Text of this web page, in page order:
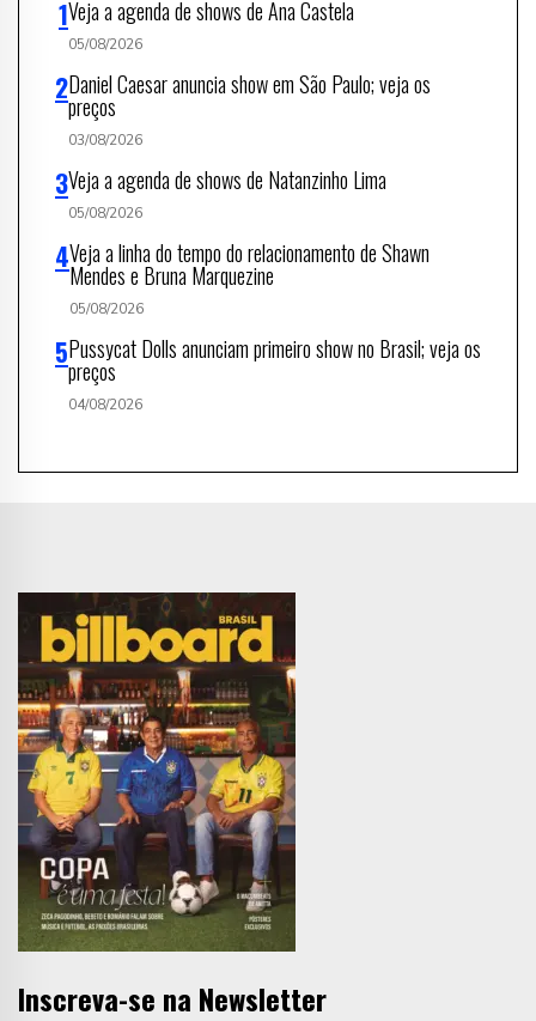
Veja a agenda de shows de Ana Castela
05/08/2026
Daniel Caesar anuncia show em São Paulo; veja os
preços
03/08/2026
Veja a agenda de shows de Natanzinho Lima
05/08/2026
Veja a linha do tempo do relacionamento de Shawn
Mendes e Bruna Marquezine
05/08/2026
Pussycat Dolls anunciam primeiro show no Brasil; veja os
preços
04/08/2026
Inscreva-se na Newsletter